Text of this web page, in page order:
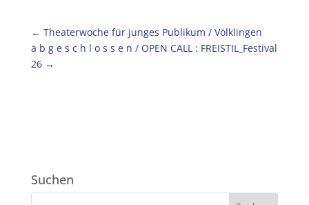
← Theaterwoche für junges Publikum / Völklingen
a b g e s c h l o s s e n / OPEN CALL : FREISTIL_Festival
26→
Suchen